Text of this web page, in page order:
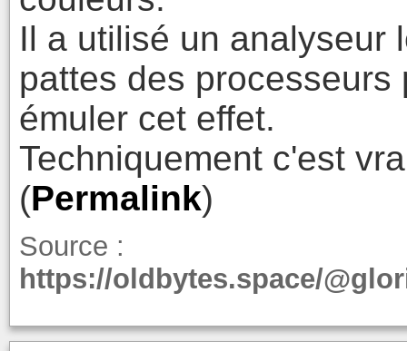
Il a utilisé un analyseur
pattes des
émuler cet effet.
Techniquement c'est
(Permalink)
Source :
https://oldbytes.space/